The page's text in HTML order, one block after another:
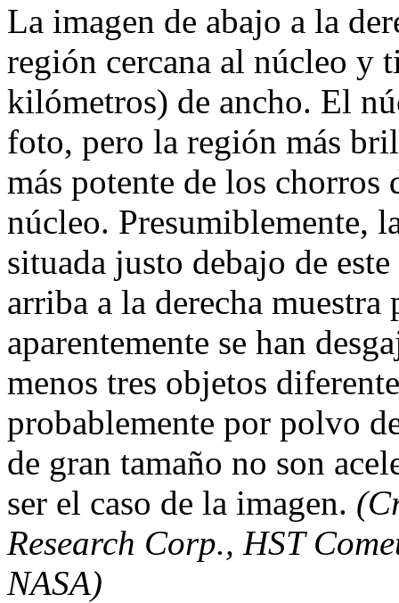
La imagen de abajo a la
región cercana al núcleo y
kilómetros) de ancho. El
foto, pero la región más
más potente de los
núcleo. Presumiblemente,
situada justo debajo de
arriba a la derecha
aparentemente se han
menos tres objetos
probablemente por polvo
de gran tamaño no son
ser el caso de la imagen.
Research Corp., HST
NASA)